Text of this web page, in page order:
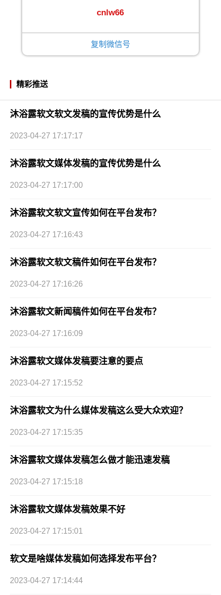
cnlw66
复制微信号
精彩推送
沐浴露软文软文发稿的宣传优势是什么
2023-04-27 17:17:17
沐浴露软文媒体发稿的宣传优势是什么
2023-04-27 17:17:00
沐浴露软文软文宣传如何在平台发布？
2023-04-27 17:16:43
沐浴露软文软文稿件如何在平台发布？
2023-04-27 17:16:26
沐浴露软文新闻稿件如何在平台发布？
2023-04-27 17:16:09
沐浴露软文媒体发稿要注意的要点
2023-04-27 17:15:52
沐浴露软文为什么媒体发稿这么受大众欢迎？
2023-04-27 17:15:35
沐浴露软文媒体发稿怎么做才能迅速发稿
2023-04-27 17:15:18
沐浴露软文媒体发稿效果不好
2023-04-27 17:15:01
软文是啥媒体发稿如何选择发布平台？
2023-04-27 17:14:44